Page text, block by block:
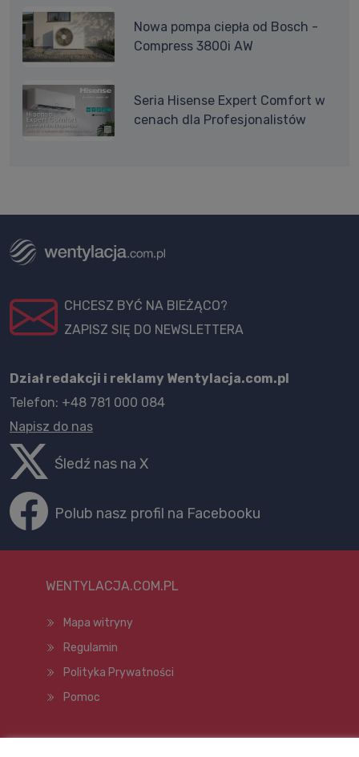
Nowa pompa ciepła od Bosch -
Compress 3800i AW
Seria Hisense Expert Comfort w
cenach dla Profesjonalistów
CHCESZ BYĆ NA BIEŻĄCO?
ZAPISZ SIĘ DO NEWSLETTERA
Dział redakcji i reklamy Wentylacja.com.pl
Telefon: +48 781 000 084
Napisz do nas
Śledź nas na X
Polub nasz profil na Facebooku
WENTYLACJA.COM.PL
Mapa witryny
Regulamin
Polityka Prywatności
Pomoc